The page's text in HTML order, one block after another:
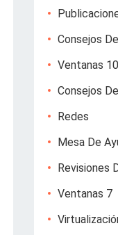
Consejos
Ventanas 10
Consejos
Redes
Mesa De
Revisiones
Ventanas 7